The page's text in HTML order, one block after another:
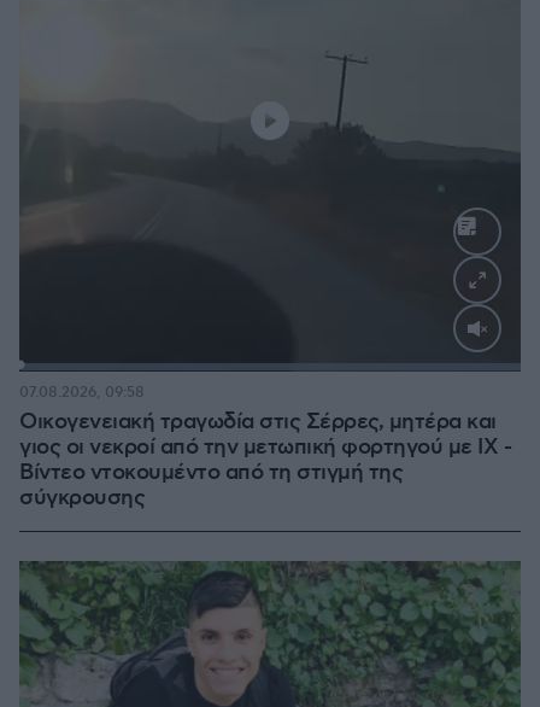
Loaded:
Οικογενειακή τραγωδία στις Σέρρες, μητέρα και
γιος οι νεκροί από την μετωπική φορτηγού με ΙΧ -
Βίντεο ντοκουμέντο από τη στιγμή της
σύγκρουσης
07.08.2026, 09:58